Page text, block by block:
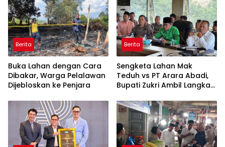
Berita
Buka Lahan dengan Cara
Dibakar, Warga Pelalawan
Dijebloskan ke Penjara
Berita
Sengketa Lahan Mak
Teduh vs PT Arara Abadi,
Bupati Zukri Ambil Langkah